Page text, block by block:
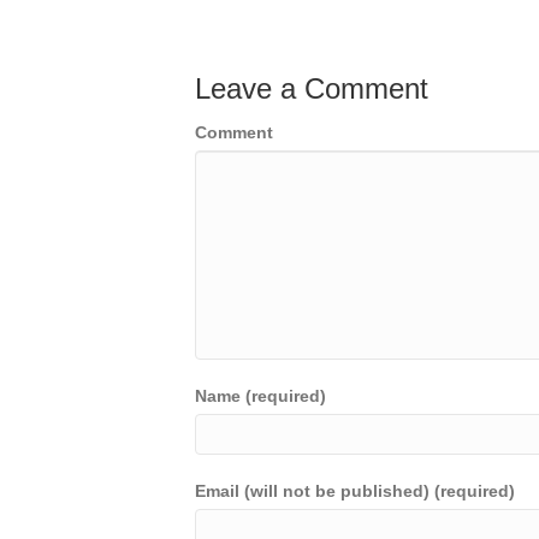
Leave a Comment
Comment
Name (required)
Email (will not be published) (required)